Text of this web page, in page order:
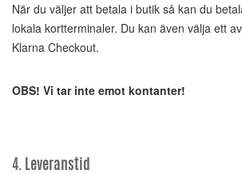
När du väljer att betala i butik så kan du
lokala kortterminaler. Du kan även välja ett
Klarna Checkout.
OBS! Vi tar inte emot kontanter!
4. Leveranstid